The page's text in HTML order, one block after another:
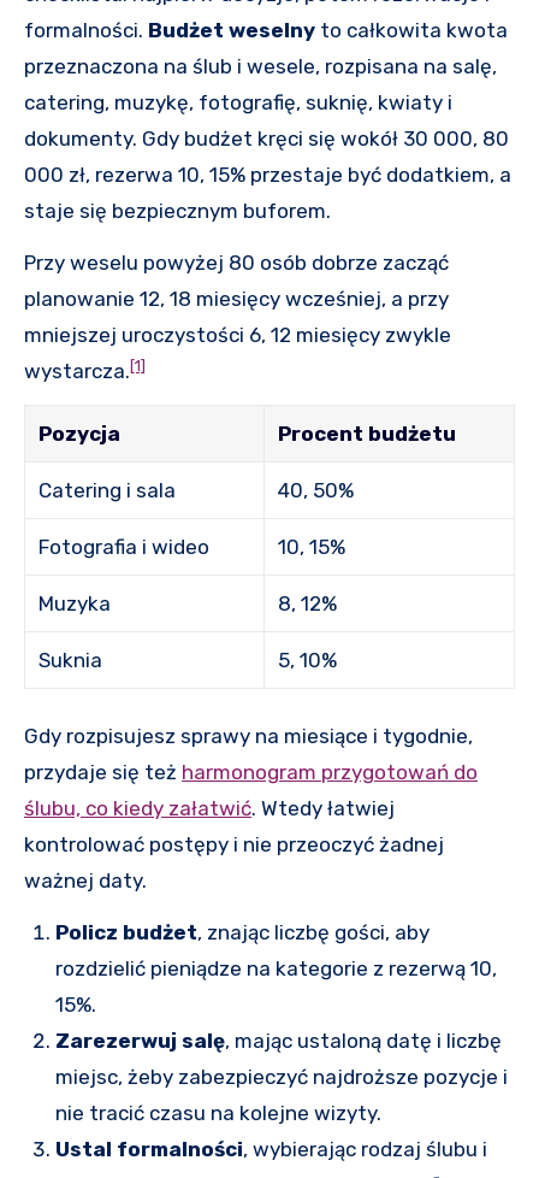
formalności. Budżet weselny to całkowita kwota
przeznaczona na ślub i wesele, rozpisana na salę,
catering, muzykę, fotografię, suknię, kwiaty i
dokumenty. Gdy budżet kręci się wokół 30 000, 80
000 zł, rezerwa 10, 15% przestaje być dodatkiem, a
staje się bezpiecznym buforem.
Przy weselu powyżej 80 osób dobrze zacząć
planowanie 12, 18 miesięcy wcześniej, a przy
mniejszej uroczystości 6, 12 miesięcy zwykle
wystarcza.[1]
Pozycja Procent budżetu
Catering i sala 40, 50%
Fotografia i wideo 10, 15%
Muzyka 8, 12%
Suknia 5, 10%
Gdy rozpisujesz sprawy na miesiące i tygodnie,
przydaje się też harmonogram przygotowań do
ślubu, co kiedy załatwić. Wtedy łatwiej
kontrolować postępy i nie przeoczyć żadnej
ważnej daty.
Policz budżet, znając liczbę gości, aby
rozdzielić pieniądze na kategorie z rezerwą 10,
15%.
Zarezerwuj salę, mając ustaloną datę i liczbę
miejsc, żeby zabezpieczyć najdroższe pozycje i
nie tracić czasu na kolejne wizyty.
Ustal formalności, wybierając rodzaj ślubu i